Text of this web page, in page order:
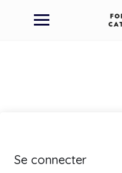
Se connecter